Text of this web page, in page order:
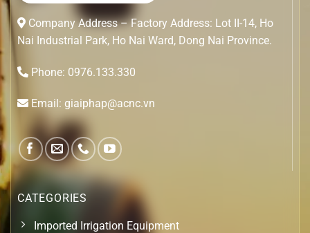
Company Address – Factory Address: Lot II-14, Ho
Nai Industrial Park, Ho Nai Ward, Dong Nai Province.
Phone: 0976.133.330
Email: giaiphap@acnc.vn
CATEGORIES
Imported Irrigation Equipment